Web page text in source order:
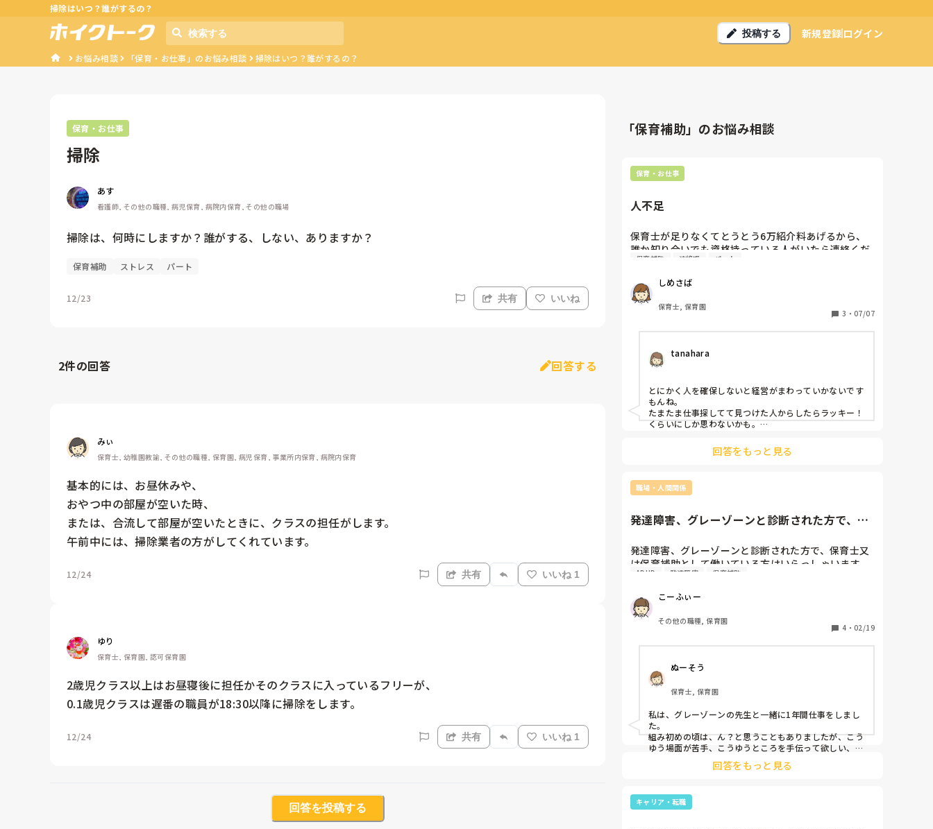
掃除はいつ？誰がするの？
投稿する 新規登録ログイン
お悩み相談 「保育・お仕事」のお悩み相談 掃除はいつ？誰がするの？
保育・お仕事
掃除
あす
看護師, その他の職種, 病児保育, 病院内保育, その他の職場
掃除は、何時にしますか？誰がする、しない、ありますか？
保育補助 ストレス パート
12/23 共有 いいね
2件の回答 回答する
みぃ
保育士, 幼稚園教諭, その他の職種, 保育園, 病児保育, 事業所内保育, 病院内保育
基本的には、お昼休みや、
おやつ中の部屋が空いた時、
または、合流して部屋が空いたときに、クラスの担任がします。
午前中には、掃除業者の方がしてくれています。
12/24 共有 いいね 1
ゆり
保育士, 保育園, 認可保育園
2歳児クラス以上はお昼寝後に担任かそのクラスに入っているフリーが、
0.1歳児クラスは遅番の職員が18:30以降に掃除をします。
12/24 共有 いいね 1
回答を投稿する
「保育補助」のお悩み相談
保育・お仕事
人不足
保育士が足りなくてとうとう6万紹介料あげるから、
誰か知り合いでも資格持っている人がいたら連絡くだ
さいとか言ってます。
る人いるんだとびっくりしました。
人が足りない園はこんな感じなんでしょうか。
保育補助 連絡帳 パート
しめさば
保育士, 保育園
3 ・ 07/07
tanahara
とにかく人を確保しないと経営がまわっていかないです
もんね。
たまたま仕事探してて見つけた人からしたらラッキー！
くらいにしか思わないかも。
そこを変えないと入ってきた人がいても出て行く人もい
回答をもっと見る
職場・人間関係
発達障害、グレーゾーンと診断された方で、保
発達障害、グレーゾーンと診断された方で、保育士又
は保育補助として働いている方はいらっしゃいます
か？？
法していますか？？
私は、ADHDとASDのグレーゾーンと診断されまし
保育補助として働かせていただいてます。そして保育
自分は保育士に向いているのか…
失言してしまったり、余計な動きが多かったり…
だからといって考えすぎるとその事ばかりになってし
まうので、考えないようにして気をつけるところは気
をつけて、楽しむことを大事にしていますが、ふとし
た時に考えてしまいます🥲
ADHD 発達障害 保育補助
こーふぃー
その他の職種, 保育園
4 ・ 02/19
ぬーそう
保育士, 保育園
私は、グレーゾーンの先生と一緒に1年間仕事をしまし
た。
組み初めの頃は、ん？と思うこともありましたが、こう
ゆう場面が苦手、こうゆうところを手伝って欲しい、変
わって欲しい、こうゆうところが得意というのを情報共
有するうちに、うまく保育が回っていくようになりまし
自分の得意、不得意を理解して、他の先生に伝えること
で、スムーズな保育ができると思います！
回答をもっと見る
キャリア・転職